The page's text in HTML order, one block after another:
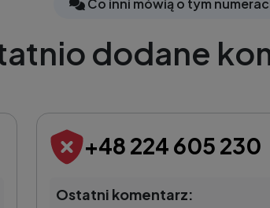
Co inni mówią o tym
dodane
+48 224 605 230
Ostatni komentarz: